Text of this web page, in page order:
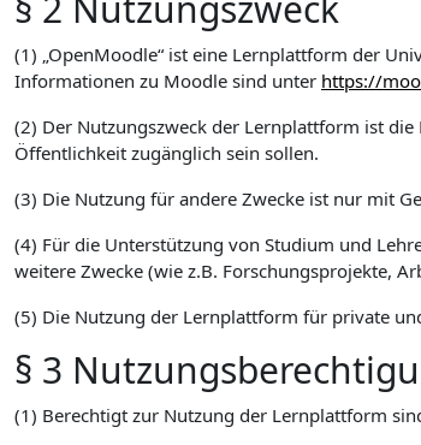
(1) „OpenMoodle“ ist eine Lernplattform der
Informationen zu Moodle sind unter https://
(2) Der Nutzungszweck der Lernplattform ist
Öffentlichkeit zugänglich sein sollen.
(3) Die Nutzung für andere Zwecke ist nur mit
(4) Für die Unterstützung von Studium und
weitere Zwecke (wie z.B. Forschungsprojekte,
(5) Die Nutzung der Lernplattform für private
§ 3
(1) Berechtigt zur Nutzung der Lernplattform